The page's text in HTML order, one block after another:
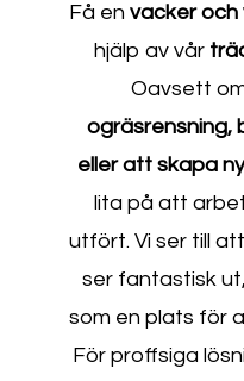
Få envacker och
hjälp av vår
Oavsett
ogräsrensning,
eller att skapa
lita på att
utfört. Vi ser till
ser fantastisk
som en plats för
För proffsiga